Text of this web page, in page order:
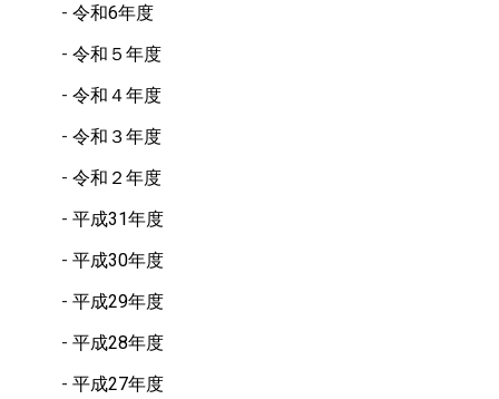
令和6年度
令和５年度
令和４年度
令和３年度
令和２年度
平成31年度
平成30年度
平成29年度
平成28年度
平成27年度